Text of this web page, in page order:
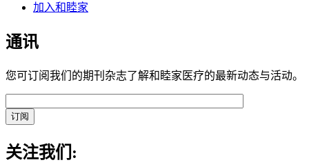
加入和睦家
通讯
您可订阅我们的期刊杂志了解和睦家医疗的最新动态与活动。
关注我们: